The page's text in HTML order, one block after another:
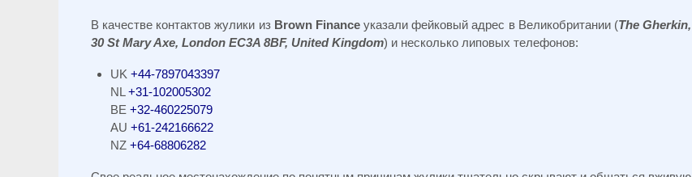
В качестве контактов жулики из Brown Financeуказали фейковый адрес в Великобритании (The Gherkin,
30 St Mary Axe, London EC3A 8BF, United Kingdom) и несколько липовых телефонов:
UK +44-7897043397
NL +31-102005302
BE +32-460225079
AU +61-242166622
NZ +64-68806282